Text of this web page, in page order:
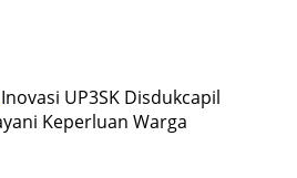
Inovasi UP3SK Disdukcapil
Keperluan Warga